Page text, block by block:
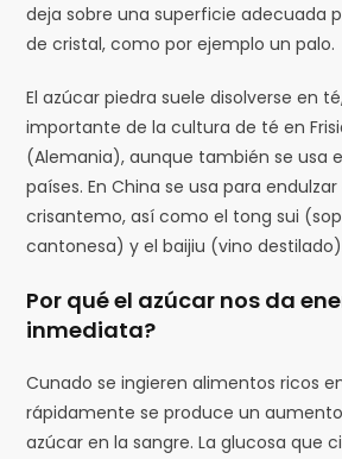
deja sobre una superficie adecuada
de cristal, como por ejemplo un palo.
El azúcar piedra suele disolverse en
importante de la cultura de té en
(Alemania), aunque también se usa
países. En China se usa para
crisantemo, así como el tong sui
cantonesa) y el baijiu (vino
Por qué el azúcar nos da
inmediata?
Cunado se ingieren alimentos ricos
rápidamente se produce un
azúcar en la sangre. La glucosa que